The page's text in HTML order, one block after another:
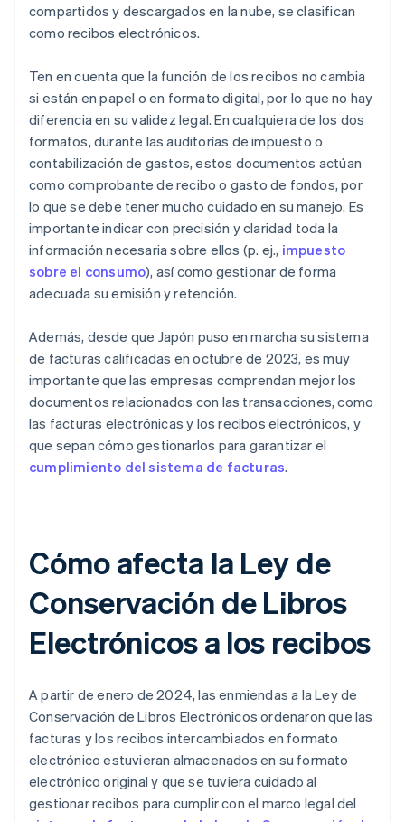
compartidos y descargados en la nube, se clasifican
como recibos electrónicos.
Ten en cuenta que la función de los recibos no cambia
si están en papel o en formato digital, por lo que no hay
diferencia en su validez legal. En cualquiera de los dos
formatos, durante las auditorías de impuesto o
contabilización de gastos, estos documentos actúan
como comprobante de recibo o gasto de fondos, por
lo que se debe tener mucho cuidado en su manejo. Es
importante indicar con precisión y claridad toda la
información necesaria sobre ellos (p. ej., impuesto
sobre el consumo), así como gestionar de forma
adecuada su emisión y retención.
Además, desde que Japón puso en marcha su sistema
de facturas calificadas en octubre de 2023, es muy
importante que las empresas comprendan mejor los
documentos relacionados con las transacciones, como
las facturas electrónicas y los recibos electrónicos, y
que sepan cómo gestionarlos para garantizar el
cumplimiento del sistema de facturas.
Cómo afecta la Ley de
Conservación de Libros
Electrónicos a los recibos
A partir de enero de 2024, las enmiendas a la Ley de
Conservación de Libros Electrónicos ordenaron que las
facturas y los recibos intercambiados en formato
electrónico estuvieran almacenados en su formato
electrónico original y que se tuviera cuidado al
gestionar recibos para cumplir con el marco legal del